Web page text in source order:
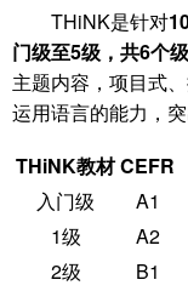
THiNK是针对
门级至5级，共6个
主题内容，项目式
运用语言的能力，
THiNK教材CEFR
入门级
A1
1级
A2
2级
B1